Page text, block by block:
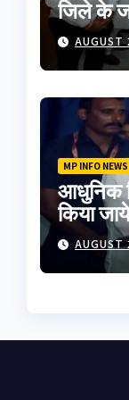
जिले के
मुलाकात
MP INFO NEWS
आधुनिक
किया
-